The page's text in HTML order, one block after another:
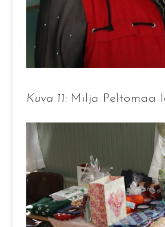
Kuva 11: Milja Peltomaa